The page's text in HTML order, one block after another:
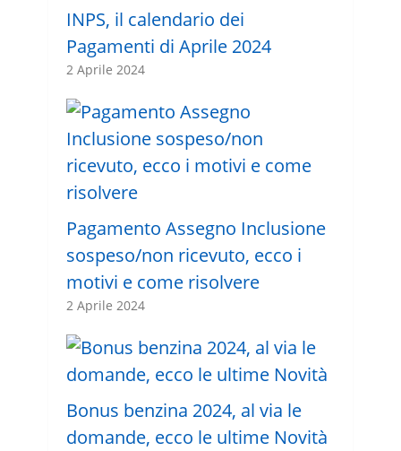
INPS, il calendario dei
Pagamenti di Aprile 2024
2 Aprile 2024
Pagamento Assegno Inclusione
sospeso/non ricevuto, ecco i
motivi e come risolvere
2 Aprile 2024
Bonus benzina 2024, al via le
domande, ecco le ultime Novità